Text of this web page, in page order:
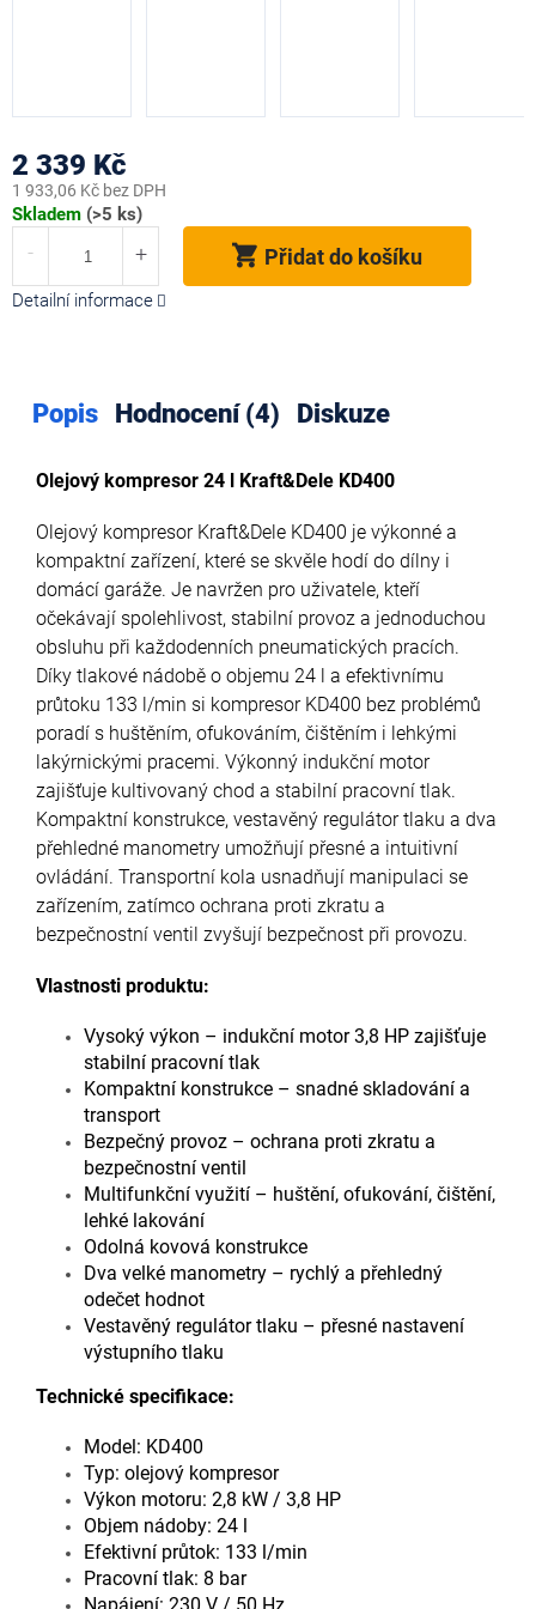
2 339 Kč
1 933,06 Kč bez DPH
Měrná
Skladem (>5 ks)
Přidat do košíku
Detailní informace
Popis Hodnocení (4) Diskuze
Olejový kompresor 24 l Kraft&Dele KD400
Olejový kompresor Kraft&Dele KD400 je výkonné a
kompaktní zařízení, které se skvěle hodí do dílny i
domácí garáže. Je navržen pro uživatele, kteří
očekávají spolehlivost, stabilní provoz a jednoduchou
obsluhu při každodenních pneumatických pracích.
Díky tlakové nádobě o objemu 24 l a efektivnímu
průtoku 133 l/min si kompresor KD400 bez problémů
poradí s huštěním, ofukováním, čištěním i lehkými
lakýrnickými pracemi. Výkonný indukční motor
zajišťuje kultivovaný chod a stabilní pracovní tlak.
Kompaktní konstrukce, vestavěný regulátor tlaku a dva
přehledné manometry umožňují přesné a intuitivní
ovládání. Transportní kola usnadňují manipulaci se
zařízením, zatímco ochrana proti zkratu a
bezpečnostní ventil zvyšují bezpečnost při provozu.
Vlastnosti produktu:
Vysoký výkon – indukční motor 3,8 HP zajišťuje
stabilní pracovní tlak
Kompaktní konstrukce – snadné skladování a
transport
Bezpečný provoz – ochrana proti zkratu a
bezpečnostní ventil
Multifunkční využití – huštění, ofukování, čištění,
lehké lakování
Odolná kovová konstrukce
Dva velké manometry – rychlý a přehledný
odečet hodnot
Vestavěný regulátor tlaku – přesné nastavení
výstupního tlaku
Technické specifikace:
Model: KD400
Typ: olejový kompresor
Výkon motoru: 2,8 kW / 3,8 HP
Objem nádoby: 24 l
Efektivní průtok: 133 l/min
Pracovní tlak: 8 bar